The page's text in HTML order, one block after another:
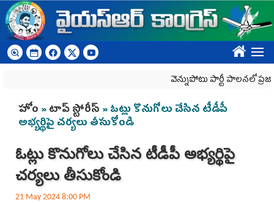
Skip to main content
????
వెన్నుపోటు పార్టీ పాలనలో
You are here
హోం »టాప్ స్టోరీస్ » ఓట్లు కొనుగోలు చేసిన టీడీపీ
అభ్య‌ర్థిపై చ‌ర్య‌లు తీసుకోండి
ఓట్లు కొనుగోలు చేసిన టీడీపీ అభ్య‌ర్థిపై
చ‌ర్య‌లు తీసుకోండి
21 May 2024 8:00 PM